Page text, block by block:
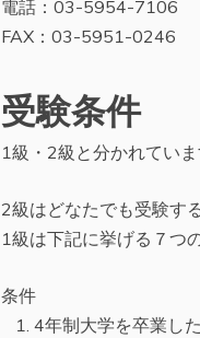
電話：03-5954-7106
FAX：03-5951-0246
受験条件
1級・2級と分かれていま
2級はどなたでも受験す
1級は下記に挙げる７つ
条件
4年制大学を卒業し